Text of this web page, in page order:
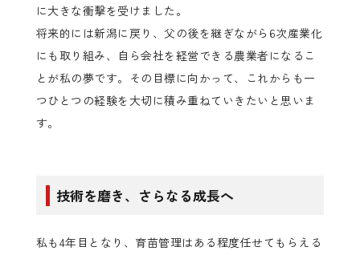
に大きな衝撃を受けました。
将来的には新潟に戻り、父の後を継ぎながら6次産業化
にも取り組み、自ら会社を経営できる農業者になるこ
とが私の夢です。その目標に向かって、これからも一
つひとつの経験を大切に積み重ねていきたいと思いま
す。
技術を磨き、さらなる成長へ
私も4年目となり、育苗管理はある程度任せてもらえる